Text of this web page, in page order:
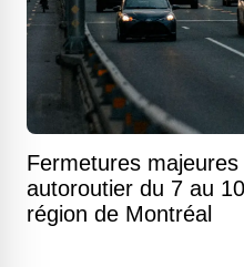
Fermetures
autoroutier du 7 au
région de Montréal